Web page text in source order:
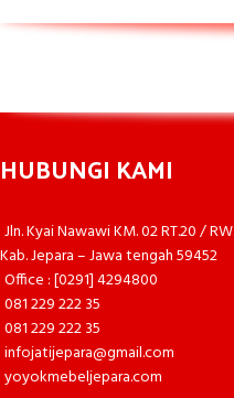
HUBUNGI KAMI
Jln. Kyai Nawawi KM. 02 RT.20 /
Kab. Jepara – Jawa tengah 59452
Office : [0291] 4294800
081 229 222 35
081 229 222 35
infojatijepara@gmail.com
yoyokmebeljepara.com